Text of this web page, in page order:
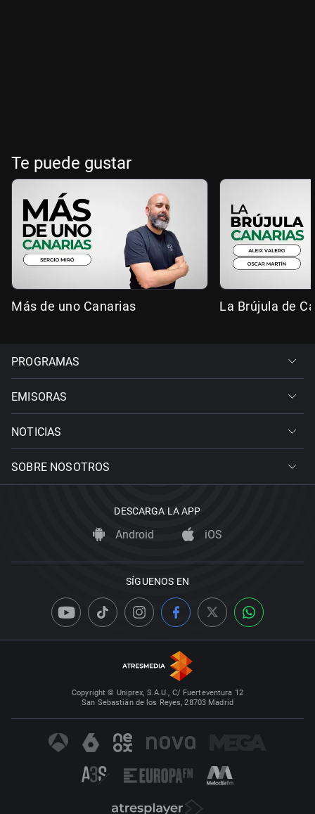
Te puede gustar
Más de uno Canarias La Brújula de
PROGRAMAS
EMISORAS
NOTICIAS
SOBRE NOSOTROS
DESCARGA LA APP
Android iOS
SÍGUENOS EN
Copyright © Uniprex, S.A.U., C/ Fuerteventura 12
San Sebastián de los Reyes, 28703 Madrid